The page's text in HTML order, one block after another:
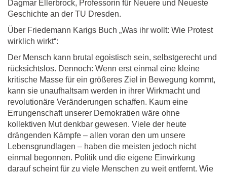
Dagmar Ellerbrock, Professorin für Neuere und Neueste
Geschichte an der TU Dresden.
Über Friedemann Karigs Buch „Was ihr wollt: Wie Protest
wirklich wirkt“:
Der Mensch kann brutal egoistisch sein, selbstgerecht und
rücksichtslos. Dennoch: Wenn erst einmal eine kleine
kritische Masse für ein größeres Ziel in Bewegung kommt,
kann sie unaufhaltsam werden in ihrer Wirkmacht und
revolutionäre Veränderungen schaffen. Kaum eine
Errungenschaft unserer Demokratien wäre ohne
kollektiven Mut denkbar gewesen. Viele der heute
drängenden Kämpfe ‒ allen voran den um unsere
Lebensgrundlagen ‒ haben die meisten jedoch nicht
einmal begonnen. Politik und die eigene Einwirkung
darauf scheint für zu viele Menschen zu weit entfernt. Wie